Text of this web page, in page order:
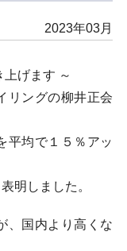
2023年03月
げます ～
リングの柳井正会
平均で１５％アッ
明しました。
、国内より高くな